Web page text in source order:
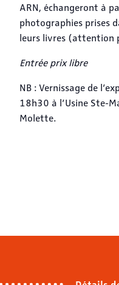
ARN, échangeront à
photographies prises
leurs livres (attention
Entrée prix libre
NB : Vernissage de
18h30 à l’Usine Ste-
Molette.